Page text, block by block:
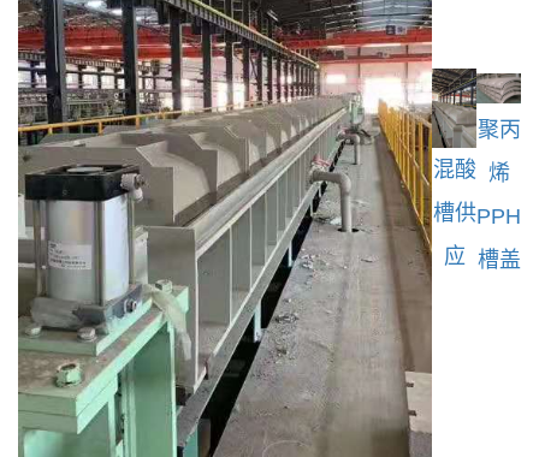
混酸
槽供
应
聚丙
烯
PPH
槽盖